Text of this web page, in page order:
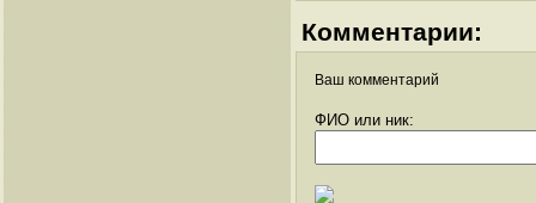
Комментарии:
Ваш комментарий
ФИО или ник: